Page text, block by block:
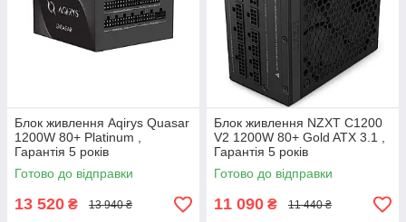
Блок живлення Aqirys Quasar
1200W 80+ Platinum ,
Гарантія 5 років
Готово до відправки
13 520 ₴ 13 940 ₴
Блок живлення NZXT C1200
V2 1200W 80+ Gold ATX 3.1 ,
Гарантія 5 років
Готово до відправки
11 090 ₴ 11 440 ₴